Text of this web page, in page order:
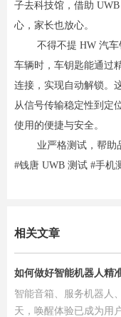
子去科技馆，借助
心，家长也放心。
不得不提 HW 汽
车辆时，车钥匙能通过
连接，实现自动解锁。
从信号传输稳定性到定
使用的便捷与安全。
业严格测试，帮助
#钱唐 UWB 测试 #手机
相关文章
如何做好智能机器人精
智能音箱、服务机器人
天，唤醒体验已成为